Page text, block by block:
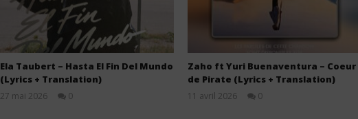
Ela Taubert – Hasta El Fin Del Mundo
(Lyrics + Translation)
27 mai 2026
0
Zaho ft Yuri Buenaventura – Coeur
de Pirate (Lyrics + Translation)
11 avril 2026
0